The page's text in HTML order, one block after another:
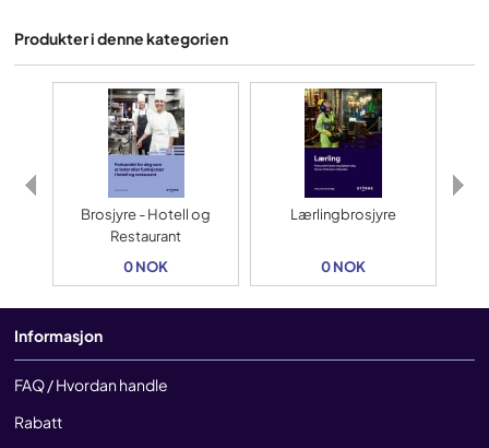
Produkter i denne kategorien
Brosjyre - Hotell og
Restaurant
0 NOK
Lærlingbrosjyre
0 NOK
Informasjon
FAQ / Hvordan handle
Rabatt